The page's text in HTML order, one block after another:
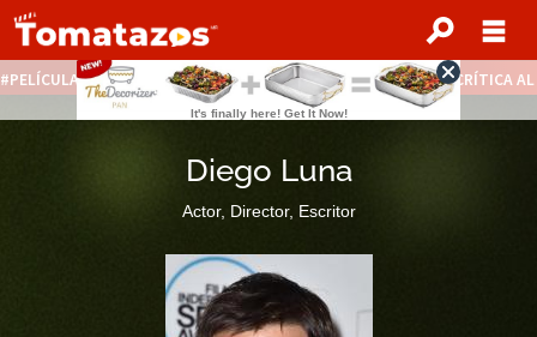
PELÍCULAS STREAMING GRATIS NOTICIAS DESTACADAS CRÍTICA
Diego Luna
Actor, Director, Escritor